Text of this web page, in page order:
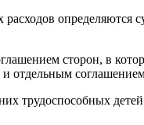
определяются
сторон, в
и отдельным
трудоспособных